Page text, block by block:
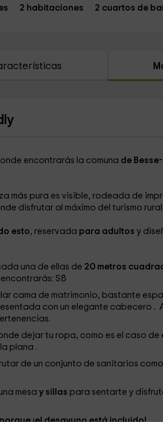
2 habitaciones 2 cuartos de
encontrarás la comuna de
más pura es visible, rodeada de
disfrutar al máximo del turismo
esto, reservada para adultos y
una de ellas de 20 metros
SB
cama de matrimonio, bastante
con un elegante cabecero .
dejar tu ropa, como es el caso de
plana .
de un conjunto de sanitarios
mesa y sillas para sentarte y